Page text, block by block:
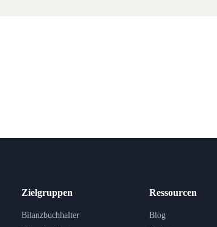
Zielgruppen
Bilanzbuchhalter
Ressourcen
Blog